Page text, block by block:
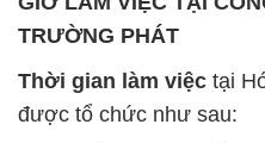
TRƯỜNG PHÁT
Thời gian làm việc tại
được tổ chức như sau: